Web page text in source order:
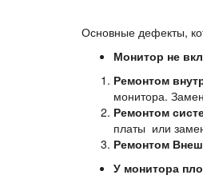
Основные дефекты,
Монитор не
Ремонтом
монитора.
Ремонтом
платы или
Ремонтом
У монитора